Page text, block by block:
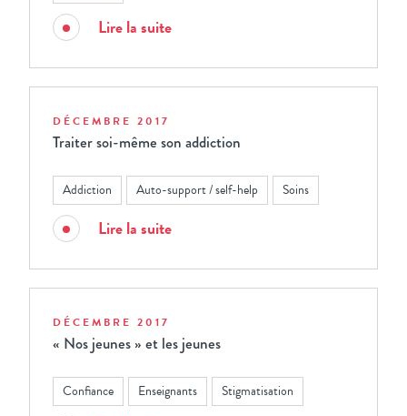
Lire la suite
DÉCEMBRE 2017
Traiter soi-même son addiction
Addiction Auto-support / self-help Soins
Lire la suite
DÉCEMBRE 2017
« Nos jeunes » et les jeunes
Confiance Enseignants Stigmatisation